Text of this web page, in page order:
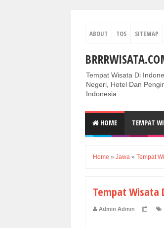
ABOUT TOS SITEMAP
Tempat Wisata Di
Negeri, Hotel Dan
Indonesia
HOME TEMPAT
Home » Jawa » Tempat
Tempat Wisata
Admin Admin